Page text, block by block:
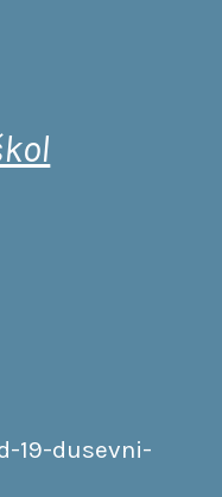
19-dusevni-